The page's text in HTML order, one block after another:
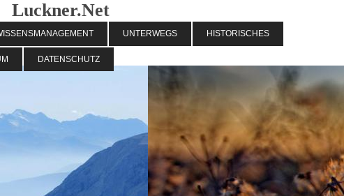
Luckner.Net
UNTERWEGS HISTORISCHES
DATENSCHUTZ